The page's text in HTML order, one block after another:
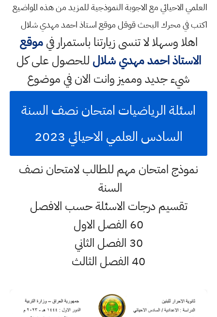
العلمي الاحيائي مع الاجوبة النموذجية للمزيد من هذه المواضيع
اكتب في محرك البحث قوقل موقع استاذ احمد مهدي شلال
اهلا وسهلالا تنسى زيارتنا باستمرار فيموقع
الاستاذ احمد مهدي شلال للحصول على كل
شيء جديد ومميز وانت الان في موضوع
اسئلة الرياضيات امتحان نصف السنة
السادس العلمي الاحيائي 2023
نموذج امتحان مهم للطالب لامتحان نصف
السنة
تقسيم درجات الاسئلة حسب الافصل
60 الفصل الاول
30 الفصل الثاني
40 الفصل الثالث